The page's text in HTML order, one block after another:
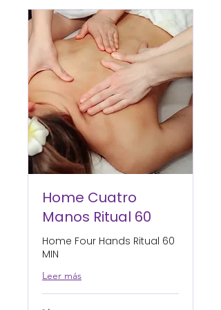
Home Cuatro
Manos Ritual 60
Home Four Hands Ritual 60
MIN
Leer más